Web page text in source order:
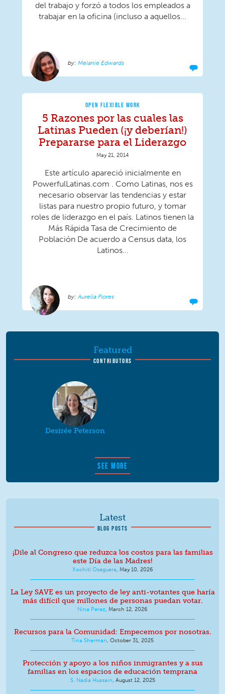
del trabajo y forzó a todos los empleados a
trabajar en la oficina (incluso a aquellos...
Melanie Edwards
OPEN FLEXIBLE WORK
5 Razones por las cuales las
Latinas Pueden (¡y deberían!)
Prepararse para el Liderazgo
May 21, 2014
Este artículo apareció inicialmente en
PowerfulLatinas.com . Como Latinas, nos es
necesario observar las tendencias y estar
listas para nuestro propio futuro, y tomar
roles de liderazgo en el país. Latinos tienen la
Más Rápida Tasa de Crecimiento de
Población De acuerdo a Census data, los
Latinos...
Aurelia Flores
Featured
CONTRIBUTORS
Desirée Peterson
SEE MORE
Latest
BLOG POSTS
¡Dile al Congreso que reduzca los costos para las familias
este Día de las Madres!
Xochitl Oseguera, May 10, 2026
La Ley SAVE es un proyecto de ley anti-votantes que haría
más difícil que millones de personas puedan votar.
Nina Perez, March 12, 2026
Recursos para la Comunidad: Empecemos por nosotras.
Tina Sherman, October 31, 2025
Protección y apoyo a los niños inmigrantes y a sus
familias en los espacios de educación temprana
S. Nadia Hussain, August 12, 2025